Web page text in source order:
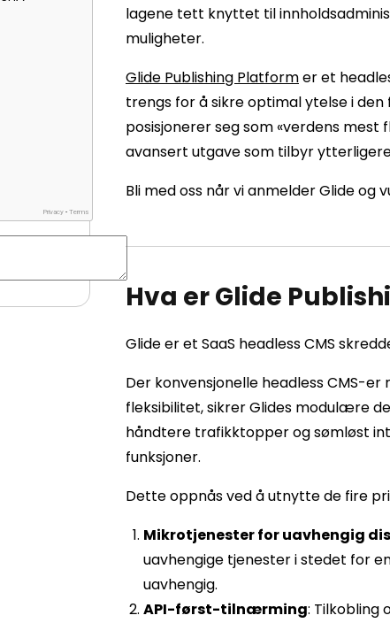
lagene tett knyttet til
muligheter.
Glide Publishing Platformer et
trengs for å sikre optimal ytelse i
posisjonerer seg som «verdens mest
avansert utgave som tilbyr
Bli med oss ​​når vi anmelder Glide
Hva er Glide
Glide er et SaaS headless CMS
Der konvensjonelle headless CMS-
fleksibilitet, sikrer Glides modulære
håndtere trafikktopper og sømløst
funksjoner.
Dette oppnås ved å utnytte de fire
Mikrotjenester for uavhengig
uavhengige tjenester i stedet for
uavhengig.
API-først-tilnærming: Tilkobling